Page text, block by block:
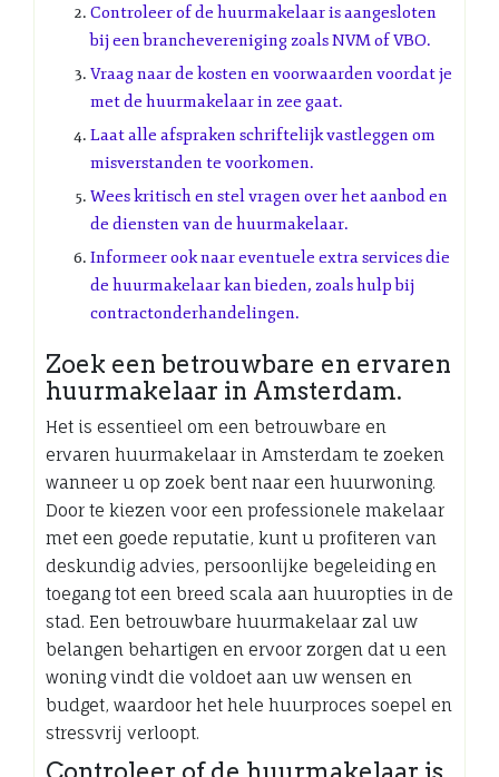
Controleer of de huurmakelaar is aangesloten
bij een branchevereniging zoals NVM of VBO.
Vraag naar de kosten en voorwaarden voordat je
met de huurmakelaar in zee gaat.
Laat alle afspraken schriftelijk vastleggen om
misverstanden te voorkomen.
Wees kritisch en stel vragen over het aanbod en
de diensten van de huurmakelaar.
Informeer ook naar eventuele extra services die
de huurmakelaar kan bieden, zoals hulp bij
contractonderhandelingen.
Zoek een betrouwbare en ervaren
huurmakelaar in Amsterdam.
Het is essentieel om een betrouwbare en
ervaren huurmakelaar in Amsterdam te zoeken
wanneer u op zoek bent naar een huurwoning.
Door te kiezen voor een professionele makelaar
met een goede reputatie, kunt u profiteren van
deskundig advies, persoonlijke begeleiding en
toegang tot een breed scala aan huuropties in de
stad. Een betrouwbare huurmakelaar zal uw
belangen behartigen en ervoor zorgen dat u een
woning vindt die voldoet aan uw wensen en
budget, waardoor het hele huurproces soepel en
stressvrij verloopt.
Controleer of de huurmakelaar is